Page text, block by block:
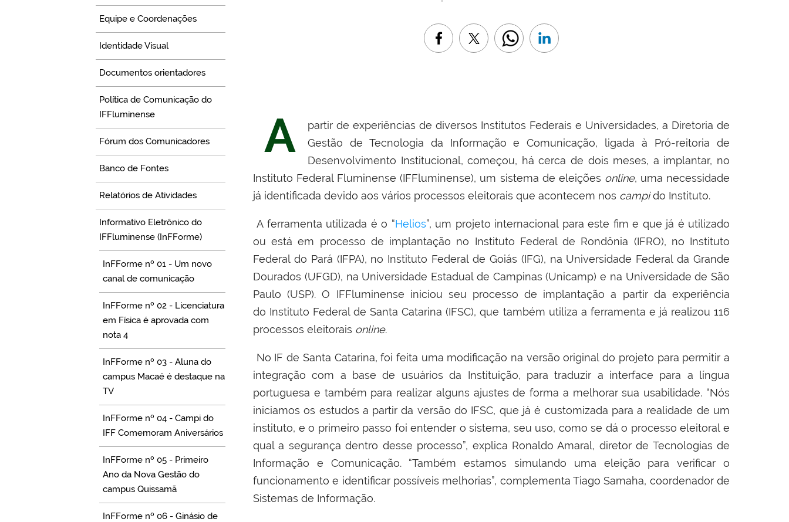
Equipe e Coordenações
Identidade Visual
Documentos orientadores
Política de Comunicação do
IFFluminense
Fórum dos Comunicadores
Banco de Fontes
Relatórios de Atividades
Informativo Eletrônico do
IFFluminense (InFForme)
InFForme nº 01 - Um novo
canal de comunicação
InFForme nº 02 - Licenciatura
em Física é aprovada com
nota 4
InFForme nº 03 - Aluna do
campus Macaé é destaque na
TV
InFForme nº 04 - Campi do
IFF Comemoram Aniversários
InFForme nº 05 - Primeiro
Ano da Nova Gestão do
campus Quissamã
InFForme nº 06 - Ginásio de
A
partir de experiências de diversos Institutos Federais e Universidades, a Diretoria de
Gestão de Tecnologia da Informação e Comunicação, ligada à Pró-reitoria de
Desenvolvimento Institucional, começou, há cerca de dois meses, a implantar, no
Instituto Federal Fluminense (IFFluminense), um sistema de eleições online, uma necessidade
já identificada devido aos vários processos eleitorais que acontecem nos campido Instituto.
A ferramenta utilizada é o “Helios”, um projeto internacional para este fim e que já é utilizado
ou está em processo de implantação no Instituto Federal de Rondônia (IFRO), no Instituto
Federal do Pará (IFPA), no Instituto Federal de Goiás (IFG), na Universidade Federal da Grande
Dourados (UFGD), na Universidade Estadual de Campinas (Unicamp) e na Universidade de São
Paulo (USP). O IFFluminense iniciou seu processo de implantação a partir da experiência
do Instituto Federal de Santa Catarina (IFSC), que também utiliza a ferramenta e já realizou 116
processos eleitorais online.
No IF de Santa Catarina, foi feita uma modificação na versão original do projeto para permitir a
integração com a base de usuários da Instituição, para traduzir a interface para a língua
portuguesa e também para realizar alguns ajustes de forma a melhorar sua usabilidade. “Nós
iniciamos os estudos a partir da versão do IFSC, que já é customizada para a realidade de um
instituto, e o primeiro passo foi entender o sistema, seu uso, como se dá o processo eleitoral e
qual a segurança dentro desse processo”, explica Ronaldo Amaral, diretor de Tecnologias de
Informação e Comunicação. “Também estamos simulando uma eleição para verificar o
funcionamento e identificar possíveis melhorias”, complementa Tiago Samaha, coordenador de
Sistemas de Informação.